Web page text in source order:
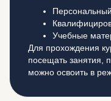
Учебные
Для прохождения
посещать занятия,
можно освоить в